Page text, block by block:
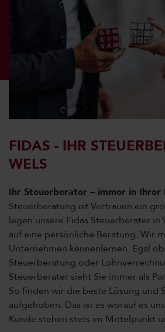
FIDAS - IHR
WELS
Ihr Steuerberater – immer in Ihrer
Steuerberatung ist Vertrauen ein
legen unsere Fidas Steuerberater in
auf eine persönliche Beratung. Wir
Unternehmen kennenlernen. Egal
Steuerberatung oder
Steuerberater sieht Sie immer als
So finden wir die beste Lösung und
aufgehoben. Das ist es worauf es
Kunde stehen stets im Mittelpunkt